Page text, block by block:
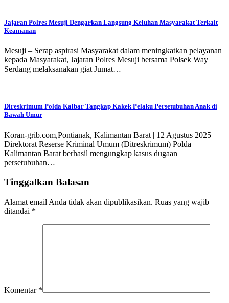
Jajaran Polres Mesuji Dengarkan Langsung Keluhan Masyarakat Terkait
Keamanan
Mesuji – Serap aspirasi Masyarakat dalam meningkatkan pelayanan
kepada Masyarakat, Jajaran Polres Mesuji bersama Polsek Way
Serdang melaksanakan giat Jumat…
Direskrimum Polda Kalbar Tangkap Kakek Pelaku Persetubuhan Anak di
Bawah Umur
Koran-grib.com,Pontianak, Kalimantan Barat | 12 Agustus 2025 –
Direktorat Reserse Kriminal Umum (Ditreskrimum) Polda
Kalimantan Barat berhasil mengungkap kasus dugaan
persetubuhan…
Tinggalkan Balasan
Alamat email Anda tidak akan dipublikasikan. Ruas yang wajib
ditandai *
Komentar *